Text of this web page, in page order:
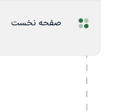
صفحه نخست